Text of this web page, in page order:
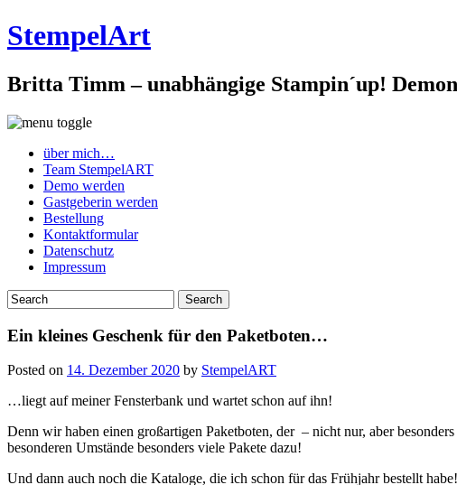
StempelArt
Britta Timm – unabhängige Stampin´up!
über mich…
Team StempelART
Demo werden
Gastgeberin werden
Bestellung
Kontaktformular
Datenschutz
Impressum
Ein kleines Geschenk für den Paketboten…
Posted on 14. Dezember 2020 by StempelART
…liegt auf meiner Fensterbank und wartet schon auf ihn!
Denn wir haben einen großartigen Paketboten, der – nicht nur, aber
besonderen Umstände besonders viele Pakete dazu!
Und dann auch noch die Kataloge, die ich schon für das Frühjahr bestellt